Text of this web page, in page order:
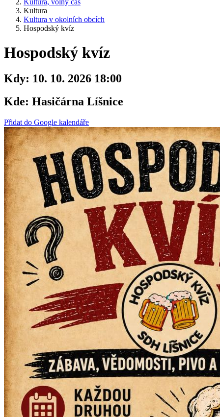
Kultura, volný čas
Kultura
Kultura v okolních obcích
Hospodský kvíz
Hospodský kvíz
Kdy: 10. 10. 2026 18:00
Kde: Hasičárna Líšnice
Přidat do Google kalendáře